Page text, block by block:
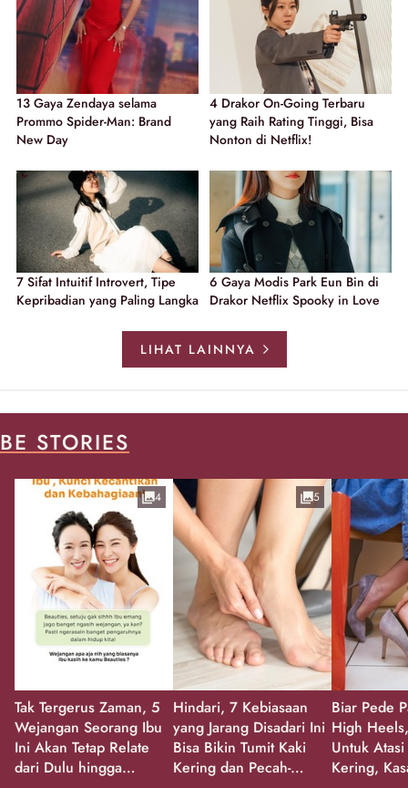
13 Gaya Zendaya selama
Prommo Spider-Man: Brand
New Day
4 Drakor On-Going Terbaru
yang Raih Rating Tinggi, Bisa
Nonton di Netflix!
7 Sifat Intuitif Introvert, Tipe
Kepribadian yang Paling Langka
6 Gaya Modis Park Eun Bin di
Drakor Netflix Spooky in Love
LIHAT LAINNYA
BE STORIES
Tak Tergerus Zaman, 5
Wejangan Seorang Ibu
Ini Akan Tetap Relate
dari Dulu hingga
4
Hindari, 7 Kebiasaan
yang Jarang Disadari Ini
Bisa Bikin Tumit Kaki
Kering dan Pecah-
5
Biar Pede
High
Untuk
Kering,